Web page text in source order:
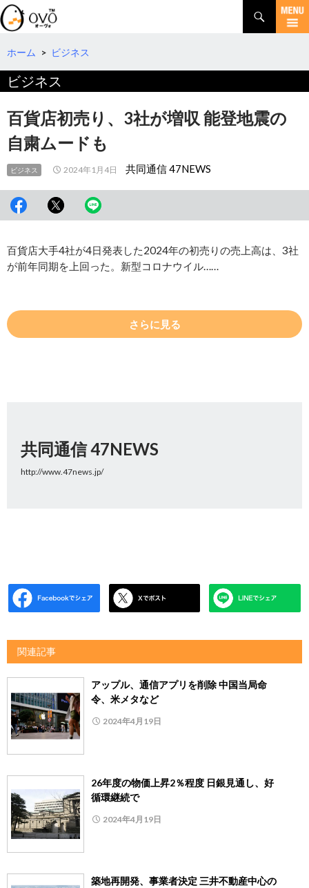
検
索
コ
テ
へ
移
ホーム > ビジネス
ビジネス
百貨店初売り、3社が増収 能登地震の
自粛ムードも
ビジネス 2024年1月4日 共同通信 47NEWS
百貨店大手4社が4日発表した2024年の初売りの売上高は、3社
が前年同期を上回った。新型コロナウイル……
さらに見る
共同通信 47NEWS
http://www.47news.jp/
関連記事
アップル、通信アプリを削除 中国当局命
令、米メタなど
2024年4月19日
26年度の物価上昇2％程度 日銀見通し、好
循環継続で
2024年4月19日
築地再開発、事業者決定 三井不動産中心の